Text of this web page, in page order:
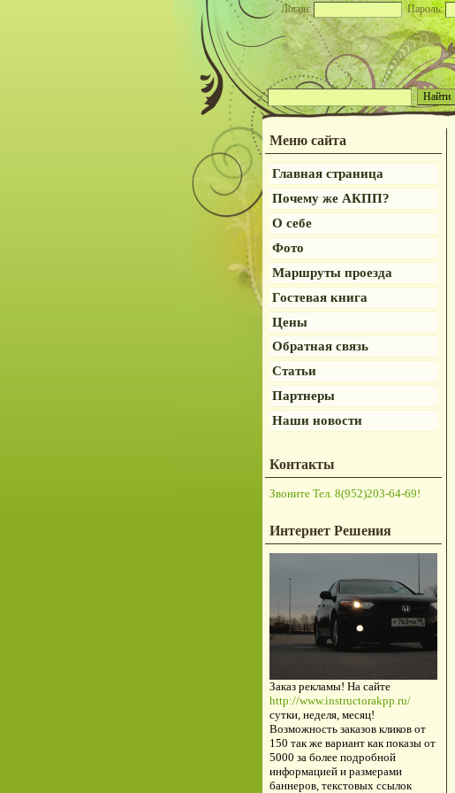
Логин: Пароль:
Меню сайта
Главная страница
Почему же АКПП?
О себе
Фото
Маршруты проезда
Гостевая книга
Цены
Обратная связь
Статьи
Партнеры
Наши новости
Контакты
Звоните Тел. 8(952)203-64-69!
Интернет Решения
Заказ рекламы! На сайте
http://www.instructorakpp.ru/
сутки, неделя, месяц!
Возможность заказов кликов от
150 так же вариант как показы от
5000 за более подробной
информацией и размерами
баннеров, текстовых ссылок